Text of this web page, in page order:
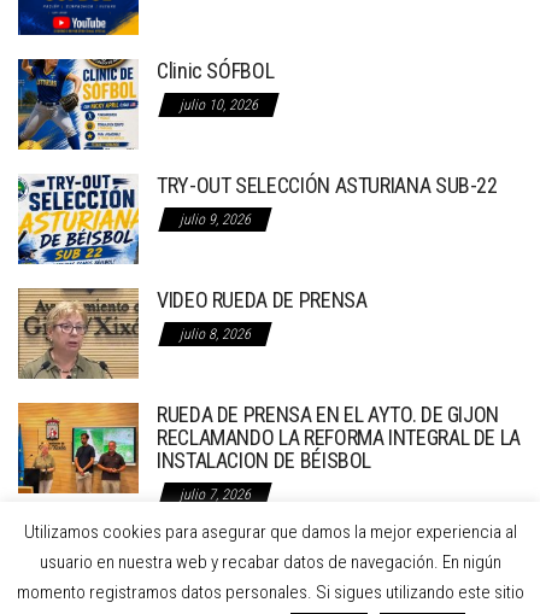
Clinic SÓFBOL
julio 10, 2026
TRY-OUT SELECCIÓN ASTURIANA SUB-22
julio 9, 2026
VIDEO RUEDA DE PRENSA
julio 8, 2026
RUEDA DE PRENSA EN EL AYTO. DE GIJON
RECLAMANDO LA REFORMA INTEGRAL DE LA
INSTALACION DE BÉISBOL
julio 7, 2026
FEDERACION DE BEISBOL Y SOFBOL DEL PRINCIPADO DE ASTURIAS
C/ Dindurra 20 1º A Gijón Asturias
Utilizamos cookies para asegurar que damos la mejor experiencia al
usuario en nuestra web y recabar datos de navegación. En nigún
momento registramos datos personales. Si sigues utilizando este sitio